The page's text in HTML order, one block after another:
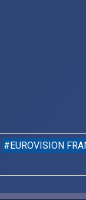
EUROVISION